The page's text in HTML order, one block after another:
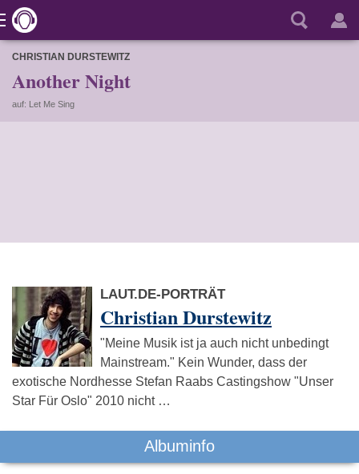
CHRISTIAN DURSTEWITZ
Another Night
auf: Let Me Sing
LAUT.DE-PORTRÄT
Christian Durstewitz
"Meine Musik ist ja auch nicht unbedingt
Mainstream." Kein Wunder, dass der
exotische Nordhesse Stefan Raabs Castingshow "Unser
Star Für Oslo" 2010 nicht …
Albuminfo